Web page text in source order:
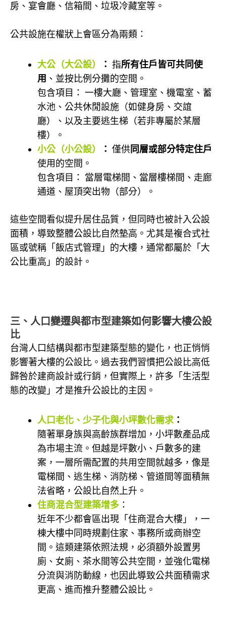
房、宴會廳、信箱間、垃圾冷藏室等。
公共設施在權狀上會區分為兩類：
大公（大公設） ： 指所有住戶皆可共同使
用 、並按比例分攤的空間。
包含項目： 一樓大廳、管理室、機電室、蓄
水池、公共休閒設施（如健身房、交誼
廳）、以及主要逃生梯（若非專屬於某層
樓）。
小公（小公設）
： 僅供同層或部分特定住戶
使用的空間。
包含項目： 當層電梯間、當層樓梯間、走廊
通道、屋頂突出物（部分）。
這些空間看似提升居住品質，但同時也被計入公設
面積，導致整體公設比自然墊高。尤其是複合式社
區或號稱「飯店式管理」的大樓，通常都屬於「大
公比重高」的設計。
三、人口變遷與都市型建築如何影響大樓公設
比
台灣人口結構與都市型建築型態的變化，也正悄悄
影響著大樓的公設比。過去我們習慣把公設比高低
歸咎於建商設計或行銷，但實際上，許多「生活型
態的改變」才是推升公設比的主因。
人口老化、少子化與小坪數化需求：
隨著單身族與高齡族群增加，小坪數產品成
為市場主流。但越是坪數小、戶數多的建
案，一層所需配置的共用空間就越多，像是
電梯間、逃生梯、消防梯、管道間等面積無
法省略，公設比自然上升。
住商混合型建築增多 ：
近年不少都會區出現「住商混合大樓」，一
棟大樓中同時規劃住家、事務所或商辦空
間。這類建築依照法規，必須額外設置男
廁、女廁、茶水間等公共空間，並強化電梯
分流與消防動線，也因此導致公共面積需求
更高、進而推升整體公設比。